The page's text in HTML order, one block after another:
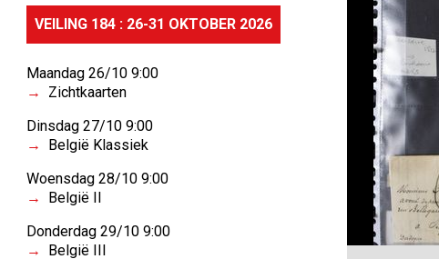
VEILING 184 : 26-31 OKTOBER 2026
Maandag 26/10 9:00
Zichtkaarten
Dinsdag 27/10 9:00
België Klassiek
Woensdag 28/10 9:00
België II
Donderdag 29/10 9:00
België III